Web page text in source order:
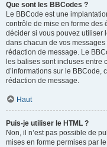
Que sont les BBCodes ?
Le BBCode est une
contrôle de mise en forme des
décider si vous pouvez utiliser
dans chacun de vos
rédaction de message. Le
les balises sont incluses entre
d’informations sur le BBCode,
rédaction de message.
Haut
Puis-je utiliser le HTML ?
Non, il n’est pas possible de
mises en forme permises par